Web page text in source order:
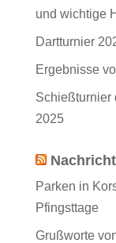
und wichtige
Dartturnier
Ergebnisse
Schießturnier
2025
Parken in
Pfingsttage
Grußworte